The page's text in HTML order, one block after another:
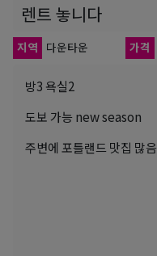
렌트 놓니다
지역 다운타운 가격
방3 욕실2
도보 가능 new season
주변에 포틀랜드 맛집 많음